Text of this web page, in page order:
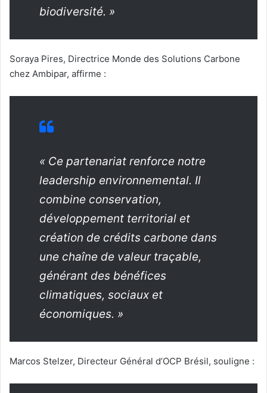
biodiversité. »
Soraya Pires, Directrice Monde des Solutions Carbone
chez Ambipar, affirme :
« Ce partenariat renforce notre
leadership environnemental. Il
combine conservation,
développement territorial et
création de crédits carbone dans
une chaîne de valeur traçable,
générant des bénéfices
climatiques, sociaux et
économiques. »
Marcos Stelzer, Directeur Général d’OCP Brésil, souligne :